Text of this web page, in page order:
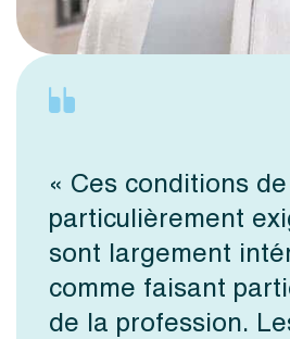
« Ces conditions
particulièrement
sont largement
comme faisant
de la profession.